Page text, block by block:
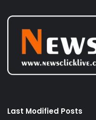
Last Modified Posts